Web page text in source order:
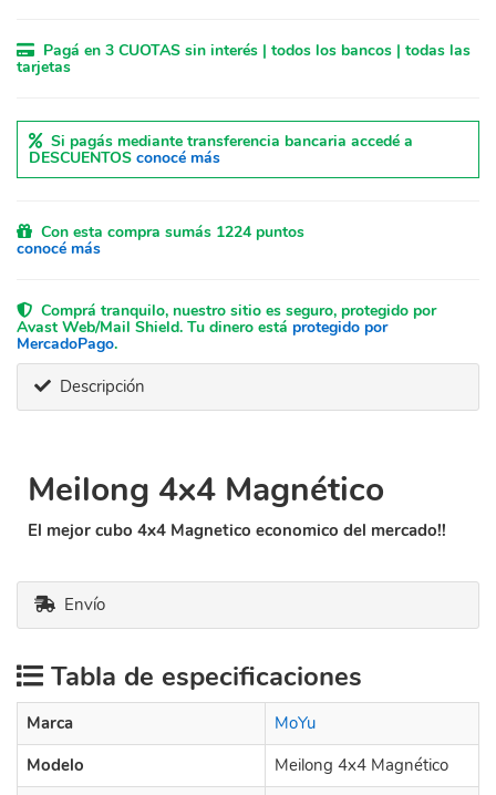
Pagá en 3 CUOTAS sin interés | todos los bancos | todas las
tarjetas
Si pagás mediante transferencia bancaria accedé a
DESCUENTOS conocé más
Con esta compra sumás 1224 puntos
conocé más
Comprá tranquilo, nuestro sitio es seguro, protegido por
Avast Web/Mail Shield. Tu dinero está protegido por
MercadoPago.
Descripción
Meilong 4x4 Magnético
El mejor cubo 4x4 Magnetico economico del mercado!!
Envío
Tabla de especificaciones
Marca
MoYu
Modelo
Meilong 4x4 Magnético